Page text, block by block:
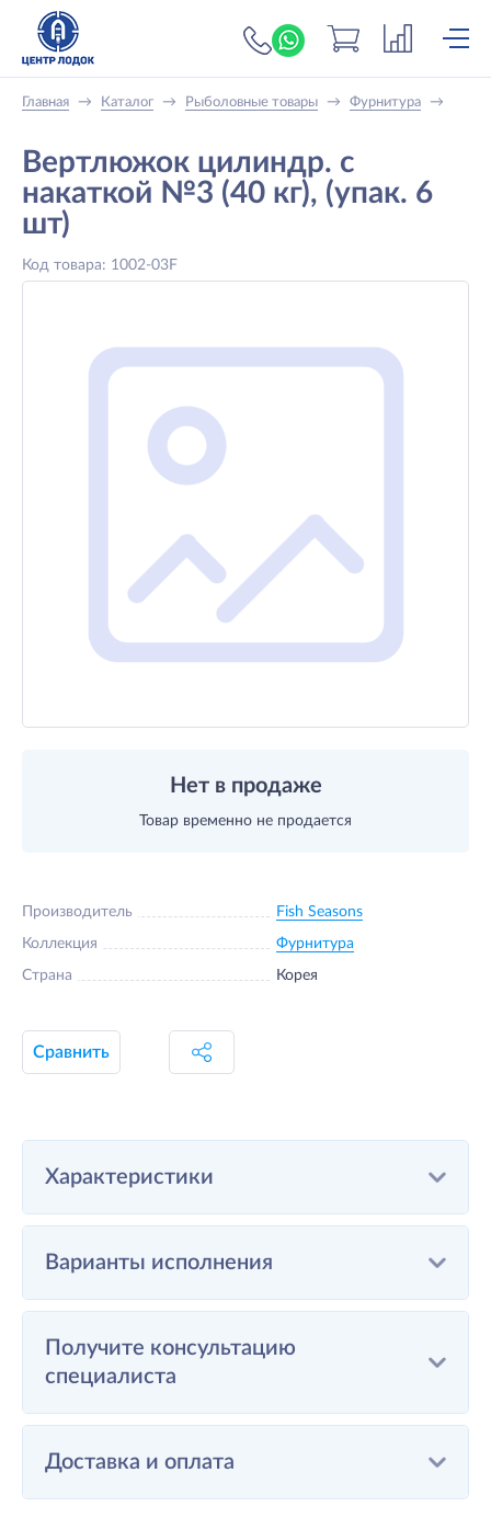
+7 (919) 698-56-
Главная → Каталог → Рыболовные товары → Фурнитура →
Вертлюжок цилиндр. с
накаткой №3 (40 кг), (упак. 6
шт)
Код товара: 1002-03F
Нет в продаже
Товар временно не продается
Производитель Fish Seasons
Коллекция Фурнитура
Страна Корея
Сравнить
Характеристики
Варианты исполнения
Получите консультацию
специалиста
Доставка и оплата